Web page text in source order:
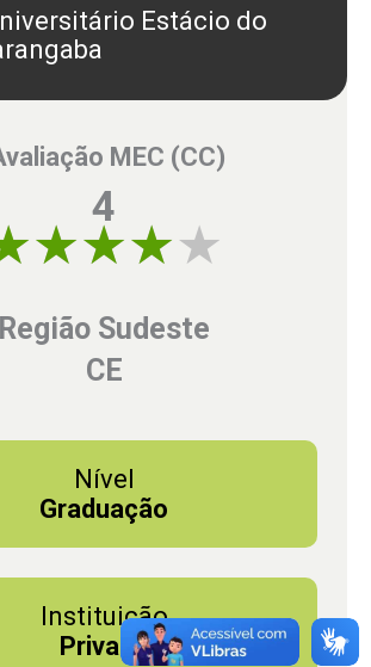
Estácio do
MEC (CC)
4
Região Sudeste
CE
Nível
Graduação
Instituição
Privada